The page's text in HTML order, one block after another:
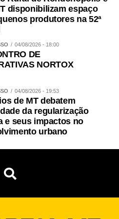
disponibilizam espaço
produtores na 52ª
04/08/2026 - 18:00
DE
NORTOX
04/08/2026 - 19:53
de MT debatem
da regularização
e seus impactos no
urbano